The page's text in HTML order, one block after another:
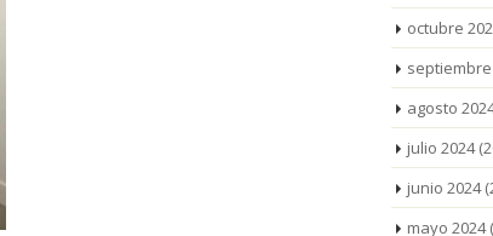
octubre
septiembre
agosto
julio 2024
junio 2024
mayo 2024